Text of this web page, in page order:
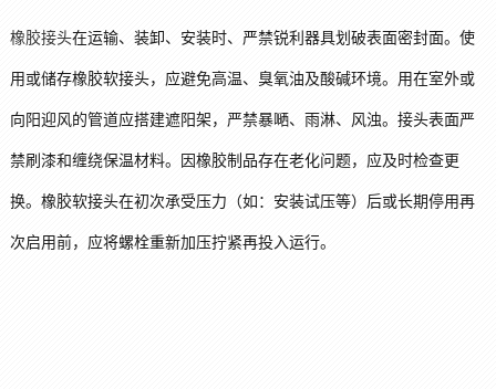
橡胶接头在运输、装卸、安装时、严禁锐利器具划破表面密封面。使
用或储存橡胶软接头，应避免高温、臭氧油及酸碱环境。用在室外或
向阳迎风的管道应搭建遮阳架，严禁暴嗮、雨淋、风浊。接头表面严
禁刷漆和缠绕保温材料。因橡胶制品存在老化问题，应及时检查更
换。橡胶软接头在初次承受压力（如：安装试压等）后或长期停用再
次启用前，应将螺栓重新加压拧紧再投入运行。